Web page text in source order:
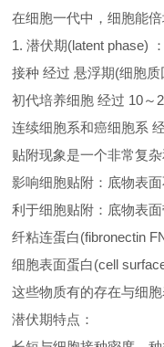
在细胞一代中，细胞能
1. 潜伏期(latent phase) ：
接种 经过 悬浮期(细胞质
初代培养细胞 经过 10～
连续细胞系和癌细胞系
贴附现象是一个非常复
影响细胞贴附：底物表
利于细胞贴附：底物表
纤粘连蛋白(fibronectin
细胞表面蛋白(cell
这些物质有的存在与细胞
潜伏期特点：